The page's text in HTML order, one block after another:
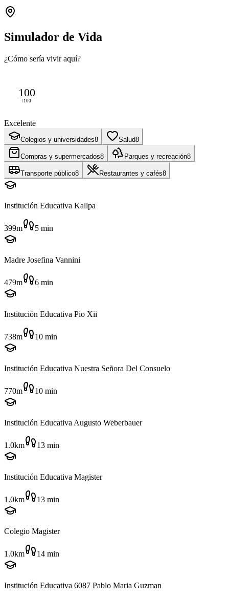
Simulador de Vida
¿Cómo sería vivir aquí?
100
/100
Excelente
Colegios y universidades8 Salud8
Compras y supermercados8 Parques y recreación8
Transporte público8 Restaurantes y cafés8
Institución Educativa Kallpa
399m 5 min
Madre Josefina Vannini
479m 6 min
Institución Educativa Pio Xii
738m 10 min
Institución Educativa Nuestra Señora Del Consuelo
770m 10 min
Institución Educativa Augusto Weberbauer
1.0km 13 min
Institución Educativa Magister
1.0km 13 min
Colegio Magister
1.0km 14 min
Institución Educativa 6087 Pablo Maria Guzman